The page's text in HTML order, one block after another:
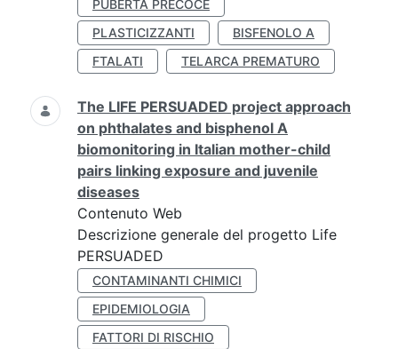
PUBERTÀ PRECOCE
PLASTICIZZANTI
BISFENOLO A
FTALATI
TELARCA PREMATURO
The LIFE PERSUADED project approach
on phthalates and bisphenol A
biomonitoring in Italian mother-child
pairs linking exposure and juvenile
diseases
Contenuto Web
Descrizione generale del progetto Life
PERSUADED
CONTAMINANTI CHIMICI
EPIDEMIOLOGIA
FATTORI DI RISCHIO